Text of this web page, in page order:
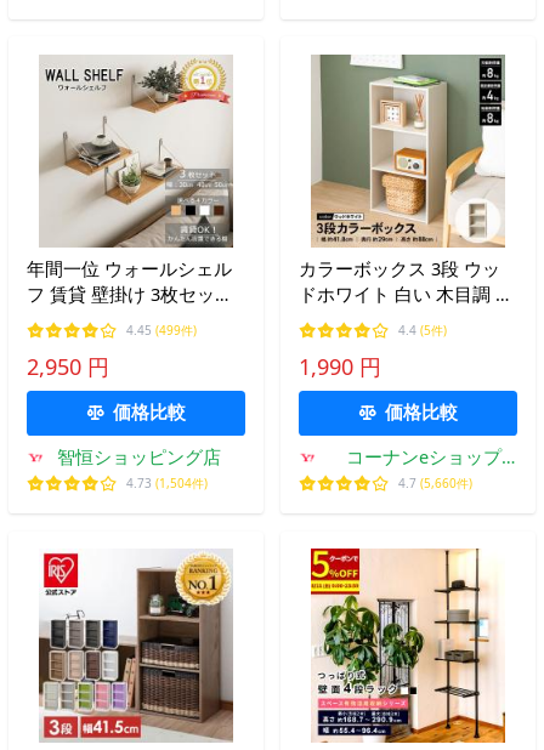
年間一位 ウォールシェル
フ 賃貸 壁掛け 3枚セット
壁を傷つけない 30cm
40cm 50cm 木製 取り付け
アイアン 石膏ボード おし
ゃれ 北欧 飾り棚 ピンフッ
4.45 (499件)
2,950 円
価格比較
智恒ショッピング店
4.73 (1,504件)
カラーボックス 3段 ウッ
ドホワイト 白い 木目調 ス
リム 本棚 テレビ台 おしゃ
れ 子ども部屋 文庫本 漫画
おもちゃ収納 整理棚 押入
れ LIFELEX
4.4 (5件)
1,990 円
価格比較
コーナンeショップ
Yahoo!ショッピング店
4.7 (5,660件)